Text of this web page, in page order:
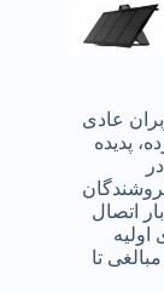
عادی
پدیده
اتصال
اولیه
مبالغی تا